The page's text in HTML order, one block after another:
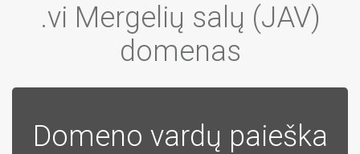
.vi Mergelių salų (JAV)
domenas
Domeno vardų paieška